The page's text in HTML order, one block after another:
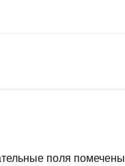
поля помечены